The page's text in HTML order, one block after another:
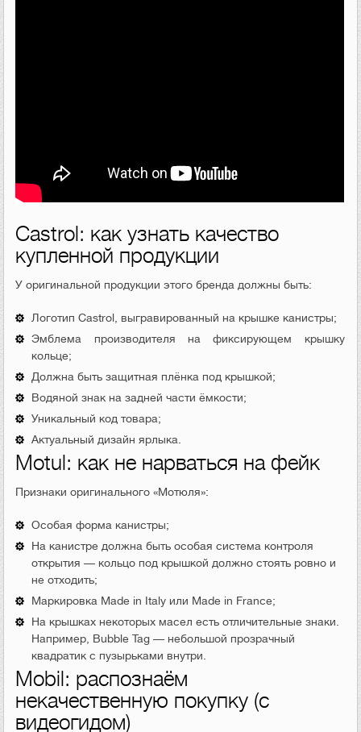
Castrol: как узнать качество
купленной продукции
У оригинальной продукции этого бренда должны быть:
Логотип Castrol, выгравированный на крышке канистры;
Эмблема производителя на фиксирующем крышку
кольце;
Должна быть защитная плёнка под крышкой;
Водяной знак на задней части ёмкости;
Уникальный код товара;
Актуальный дизайн ярлыка.
Motul: как не нарваться на фейк
Признаки оригинального «Мотюля»:
Особая форма канистры;
На канистре должна быть особая система контроля
открытия — кольцо под крышкой должно стоять ровно и
не отходить;
Маркировка Made in Italy или Made in France;
На крышках некоторых масел есть отличительные знаки.
Например, Bubble Tag — небольшой прозрачный
квадратик с пузырьками внутри.
Mobil: распознаём
некачественную покупку (с
видеогидом)